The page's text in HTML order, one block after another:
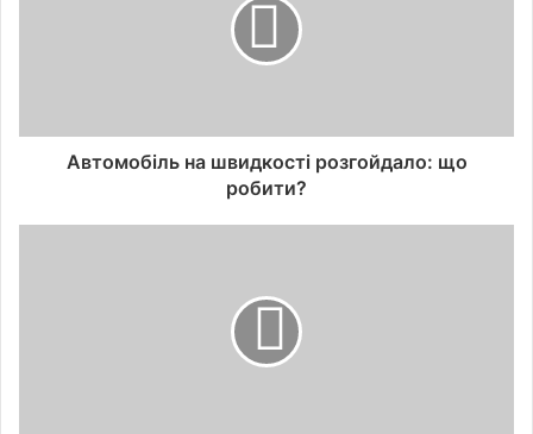
Автомобіль на швидкості розгойдало: що
робити?